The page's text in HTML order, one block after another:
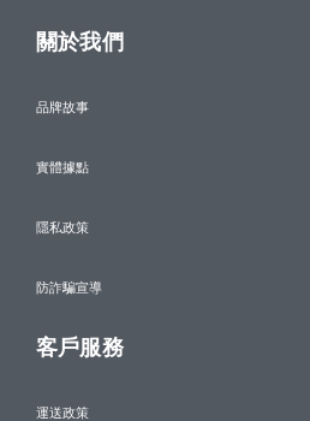
關於我們
品牌故事
實體據點
隱私政策
防詐騙宣導
客戶服務
運送政策